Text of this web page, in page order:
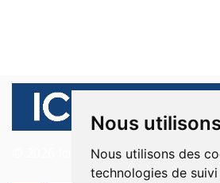
Nous
Nous utilisons des
technologies de
© 2026 Ici Beyrouth. Tous les